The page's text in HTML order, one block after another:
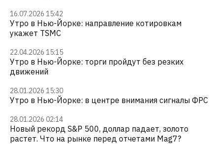
16.07.2026 15:42
Утро в Нью-Йорке: направление котировкам
укажет TSMC
22.04.2026 15:15
Утро в Нью-Йорке: торги пройдут без резких
движений
28.01.2026 15:30
Утро в Нью-Йорке: в центре внимания сигналы ФРС
28.01.2026 02:14
Новый рекорд S&P 500, доллар падает, золото
растет. Что на рынке перед отчетами Mag7?